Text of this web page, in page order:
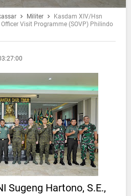
Militer
Kasdam XIV/Hsn
Visit Programme (SOVP) Philindo
Sugeng Hartono, S.E.,